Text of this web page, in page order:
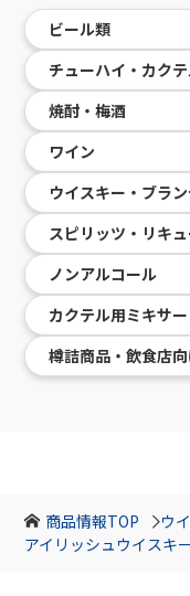
商品情報TOP
ウ
アイリッシュウイスキ
ビール類
チューハイ・カク
焼酎・梅酒
ワイン
ウイスキー・ブラ
スピリッツ・リキ
ノンアルコール
カクテル用ミキサー
樽詰商品・飲食店